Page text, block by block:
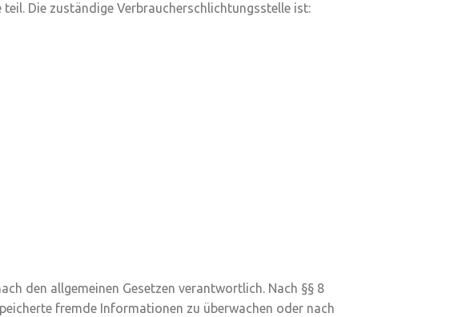
Die zuständige Verbraucherschlichtungsstelle ist:
den allgemeinen Gesetzen verantwortlich. Nach §§ 8
fremde Informationen zu überwachen oder nach